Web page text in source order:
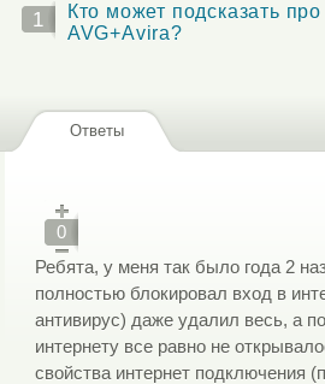
1
Кто может подсказать
AVG+Avira?
Ответы
0
Ребята, у меня так было года 2
полностью блокировал вход в
антивирус) даже удалил весь, а
интернету все равно не
свойства интернет подключения